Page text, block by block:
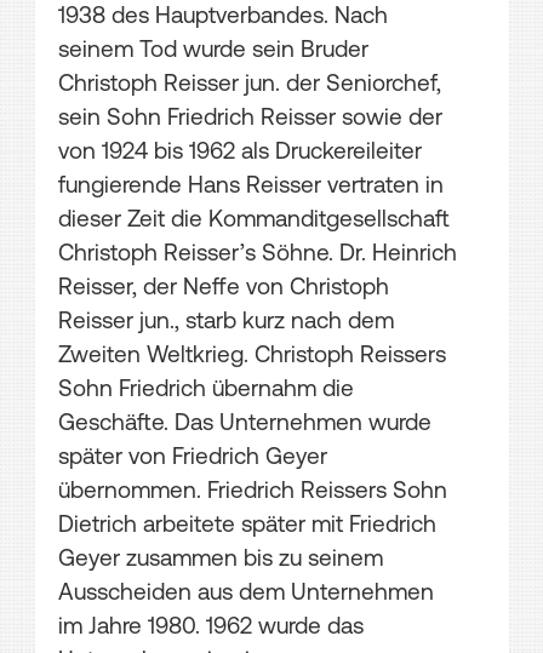
1938 des Hauptverbandes. Nach
seinem Tod wurde sein Bruder
Christoph Reisser jun. der Seniorchef,
sein Sohn Friedrich Reisser sowie der
von 1924 bis 1962 als Druckereileiter
fungierende Hans Reisser vertraten in
dieser Zeit die Kommanditgesellschaft
Christoph Reisser’s Söhne. Dr. Heinrich
Reisser, der Neffe von Christoph
Reisser jun., starb kurz nach dem
Zweiten Weltkrieg. Christoph Reissers
Sohn Friedrich übernahm die
Geschäfte. Das Unternehmen wurde
später von Friedrich Geyer
übernommen. Friedrich Reissers Sohn
Dietrich arbeitete später mit Friedrich
Geyer zusammen bis zu seinem
Ausscheiden aus dem Unternehmen
im Jahre 1980. 1962 wurde das